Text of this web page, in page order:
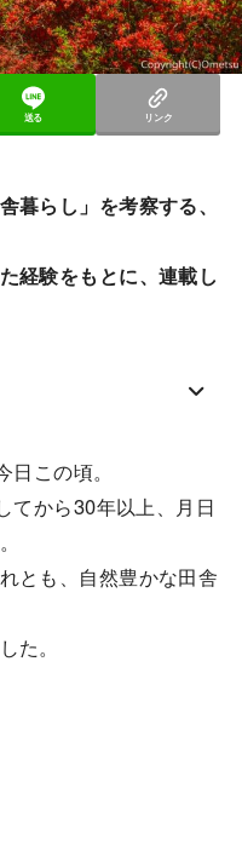
送る リンク
暮らし」を考察する、
経験をもとに、連載し
この頃。
てから30年以上、月日
とも、自然豊かな田舎
た。